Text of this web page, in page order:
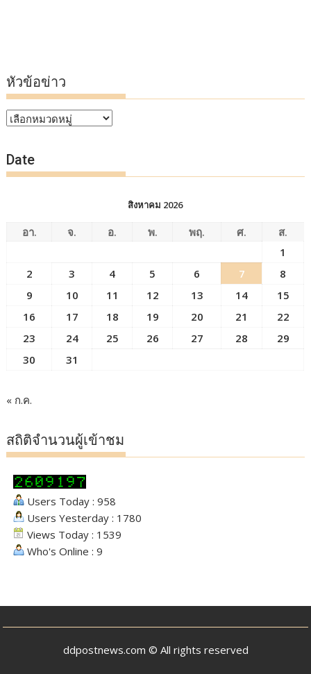
หัวข้อข่าว
หัวข้อ
Date
สิงหาคม 2026
อา. จ. อ. พ. พฤ. ศ.
ส.
1
2
3 4 5 6 7
8
9
10 11 12 13 14
15
16
17 18 19 20 21
22
23
24 25 26 27 28
29
30
31
« ก.ค.
สถิติจำนวนผู้เข้าชม
Users Today : 958
Users Yesterday : 1780
Views Today : 1539
Who's Online : 9
ddpostnews.com © All rights reserved